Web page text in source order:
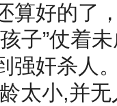
算好的了
子”仗着
强奸杀人
太小,并